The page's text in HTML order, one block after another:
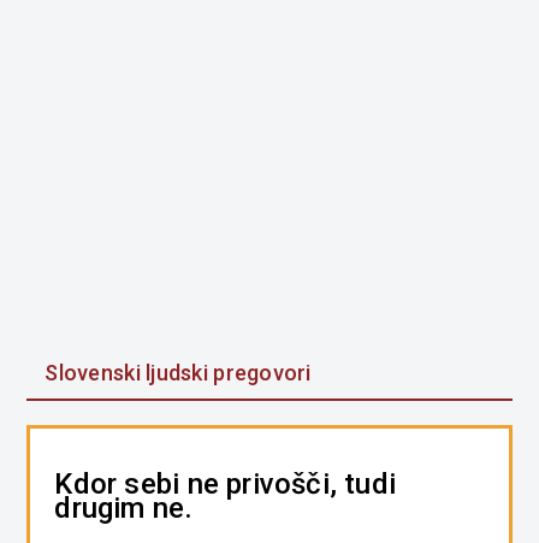
Slovenski ljudski pregovori
Kdor sebi ne privošči, tudi
drugim ne.